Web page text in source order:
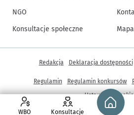
WBO Konsultacje
Strona
NGO
Konsultacje społeczne
Inne informacje
Redakcja Deklaracja dostępności
Regulamin Regulamin konkursów
Ustawienia